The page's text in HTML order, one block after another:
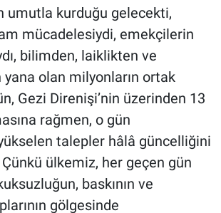
umutla kurduğu gelecekti,
mücadelesiydi, emekçilerin
bilimden, laiklikten ve
olan milyonların ortak
Gezi Direnişi’nin üzerinden 13
rağmen, o gün
talepler hâlâ güncelliğini
ülkemiz, her geçen gün
baskının ve
gölgesinde